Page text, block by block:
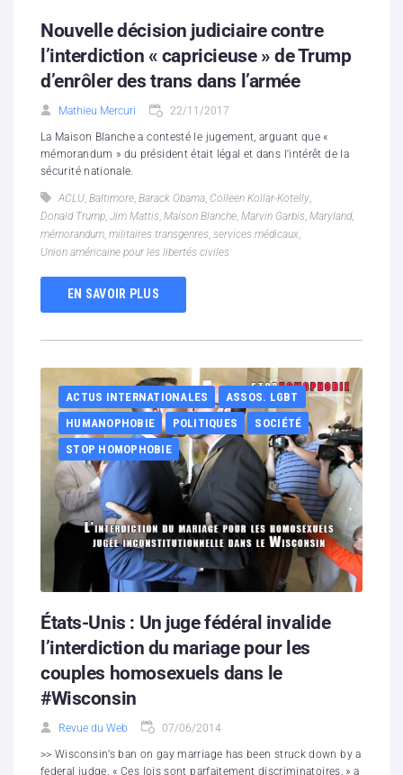
Nouvelle décision judiciaire contre
l’interdiction « capricieuse » de Trump
d’enrôler des trans dans l’armée
Mathieu Mercuri 22/11/2017
La Maison Blanche a contesté le jugement, arguant que «
mémorandum » du président était légal et dans l'intérêt de la
sécurité nationale.
ACLU Baltimore Barack Obama Colleen Kollar-Kotelly
Donald Trump Jim Mattis Maison Blanche Marvin Garbis Maryland,
mémorandum militaires transgenres services médicaux
Union américaine pour les libertés civiles
EN SAVOIR PLUS
ACTUS INTERNATIONALES
ASSOS. LGBT
HUMANOPHOBIE
POLITIQUES
SOCIÉTÉ
STOP HOMOPHOBIE
États-Unis : Un juge fédéral invalide
l’interdiction du mariage pour les
couples homosexuels dans le
#Wisconsin
Revue du Web 07/06/2014
>> Wisconsin’s ban on gay marriage has been struck down by a
federal judge. « Ces lois sont parfaitement discriminatoires, » a